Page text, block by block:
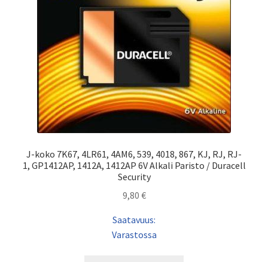
J-koko 7K67, 4LR61, 4AM6, 539, 4018, 867, KJ, RJ, RJ-
1, GP1412AP, 1412A, 1412AP 6V Alkali Paristo / Duracell
Security
9,80 €
Saatavuus:
Varastossa